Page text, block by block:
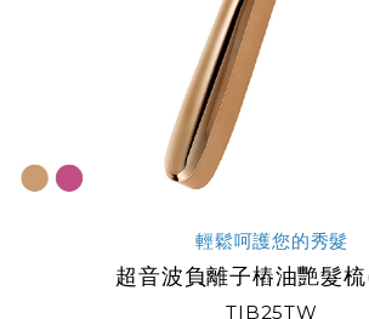
輕鬆呵護您的秀髮
超音波負離子樁油艷髮
TIB25TW